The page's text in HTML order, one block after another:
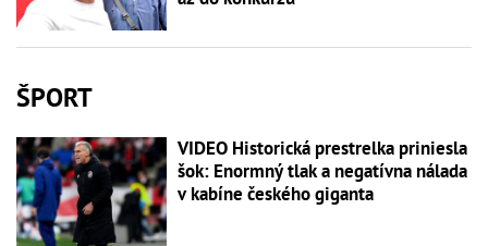
ŠPORT
VIDEO Historická prestrelka priniesla
šok: Enormný tlak a negatívna nálada
v kabíne českého giganta